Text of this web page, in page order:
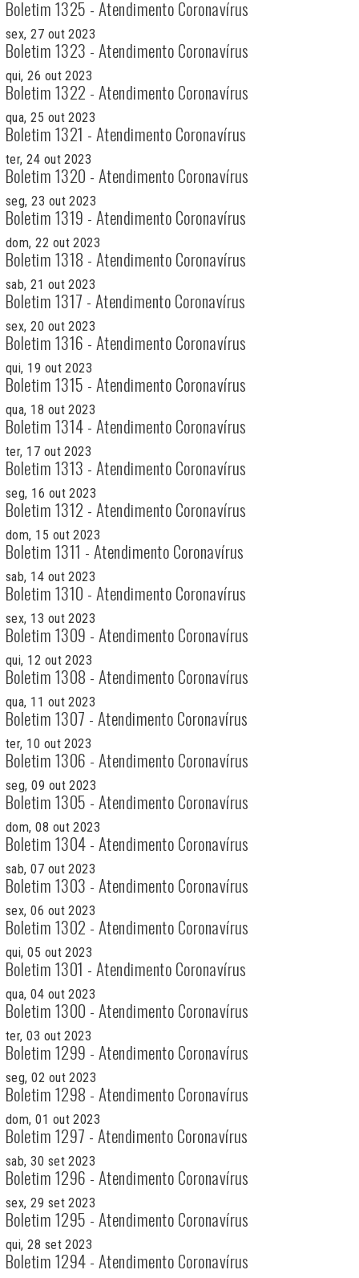
Boletim 1325 - Atendimento Coronavírus
sex, 27 out 2023
Boletim 1323 - Atendimento Coronavírus
qui, 26 out 2023
Boletim 1322 - Atendimento Coronavírus
qua, 25 out 2023
Boletim 1321 - Atendimento Coronavírus
ter, 24 out 2023
Boletim 1320 - Atendimento Coronavírus
seg, 23 out 2023
Boletim 1319 - Atendimento Coronavírus
dom, 22 out 2023
Boletim 1318 - Atendimento Coronavírus
sab, 21 out 2023
Boletim 1317 - Atendimento Coronavírus
sex, 20 out 2023
Boletim 1316 - Atendimento Coronavírus
qui, 19 out 2023
Boletim 1315 - Atendimento Coronavírus
qua, 18 out 2023
Boletim 1314 - Atendimento Coronavírus
ter, 17 out 2023
Boletim 1313 - Atendimento Coronavírus
seg, 16 out 2023
Boletim 1312 - Atendimento Coronavírus
dom, 15 out 2023
Boletim 1311 - Atendimento Coronavírus
sab, 14 out 2023
Boletim 1310 - Atendimento Coronavírus
sex, 13 out 2023
Boletim 1309 - Atendimento Coronavírus
qui, 12 out 2023
Boletim 1308 - Atendimento Coronavírus
qua, 11 out 2023
Boletim 1307 - Atendimento Coronavírus
ter, 10 out 2023
Boletim 1306 - Atendimento Coronavírus
seg, 09 out 2023
Boletim 1305 - Atendimento Coronavírus
dom, 08 out 2023
Boletim 1304 - Atendimento Coronavírus
sab, 07 out 2023
Boletim 1303 - Atendimento Coronavírus
sex, 06 out 2023
Boletim 1302 - Atendimento Coronavírus
qui, 05 out 2023
Boletim 1301 - Atendimento Coronavírus
qua, 04 out 2023
Boletim 1300 - Atendimento Coronavírus
ter, 03 out 2023
Boletim 1299 - Atendimento Coronavírus
seg, 02 out 2023
Boletim 1298 - Atendimento Coronavírus
dom, 01 out 2023
Boletim 1297 - Atendimento Coronavírus
sab, 30 set 2023
Boletim 1296 - Atendimento Coronavírus
sex, 29 set 2023
Boletim 1295 - Atendimento Coronavírus
qui, 28 set 2023
Boletim 1294 - Atendimento Coronavírus